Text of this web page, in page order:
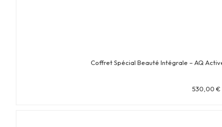
Coffret Spécial Beauté Intégrale – AQ
530,00€